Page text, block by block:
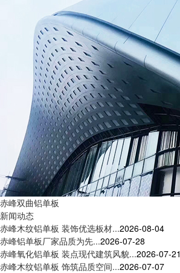
赤峰双曲铝单板
新闻动态
赤峰木纹铝单板 装饰优选板材...2026-08-04
赤峰铝单板厂家品质为先...2026-07-28
赤峰氧化铝单板 装点现代建筑风貌...2026-07-21
赤峰木纹铝单板 饰筑品质空间...2026-07-07